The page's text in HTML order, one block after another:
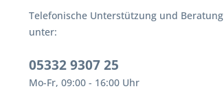
Telefonische Unterstützung und Beratung
unter:
05332 9307 25
Mo-Fr, 09:00 - 16:00 Uhr